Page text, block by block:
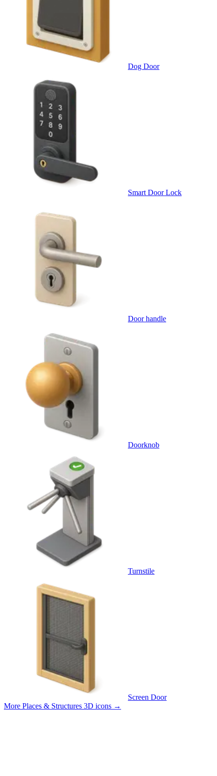
Dog Door
Smart Door Lock
Door handle
Doorknob
Turnstile
Screen Door
More Places & Structures 3D icons →